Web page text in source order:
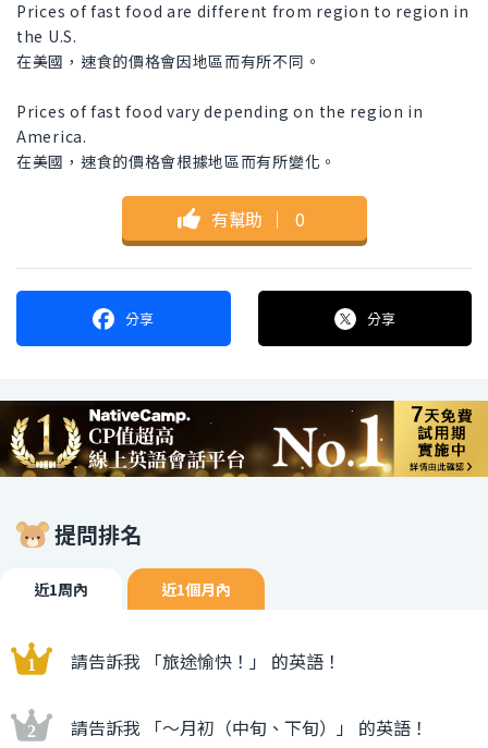
Prices of fast food are different from region to region in
the U.S.
在美國，速食的價格會因地區而有所不同。
Prices of fast food vary depending on the region in
America.
在美國，速食的價格會根據地區而有所變化。
有幫助 ｜ 0
分享 分享
提問排名
近1周內 近1個月內
請告訴我 「旅途愉快！」 的英語！
請告訴我 「〜月初（中旬、下旬）」 的英語！